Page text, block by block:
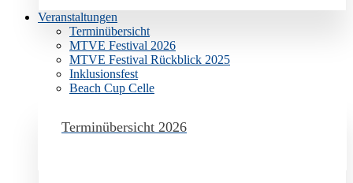
Veranstaltungen
Terminübersicht
MTVE Festival 2026
MTVE Festival Rückblick 2025
Inklusionsfest
Beach Cup Celle
Terminübersicht 2026